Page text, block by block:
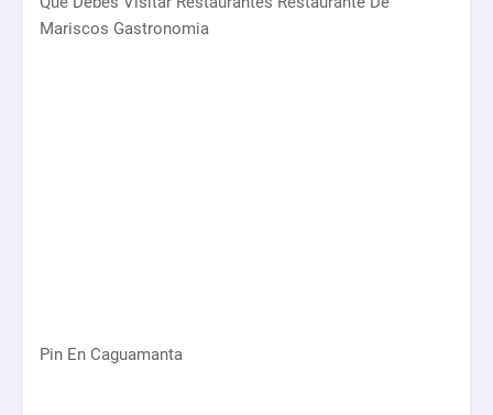
Mariscos Gastronomia
Pin En Caguamanta